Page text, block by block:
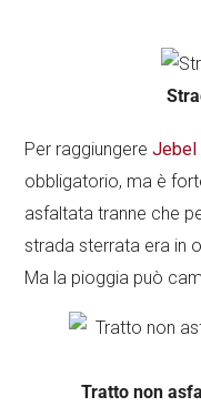
Per raggiungereJebel
obbligatorio, ma è
asfaltata tranne che
strada sterrata era in
Ma la pioggia può
Tratto non